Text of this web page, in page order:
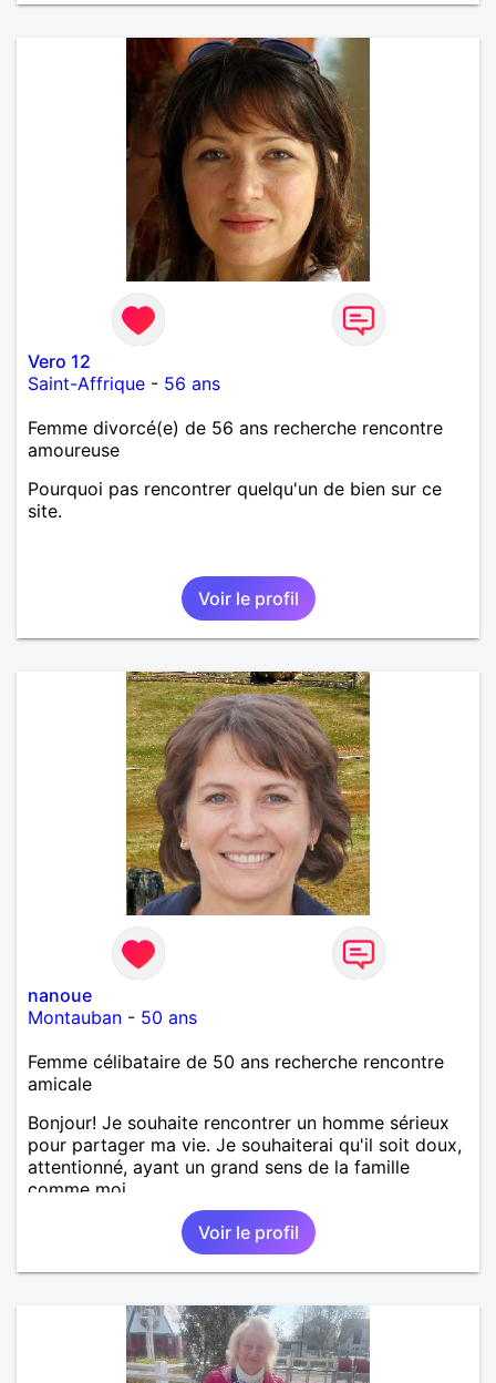
Vero 12
Saint-Affrique - 56 ans
Femme divorcé(e) de 56 ans recherche rencontre
amoureuse
Pourquoi pas rencontrer quelqu'un de bien sur ce
site.
Voir le profil
nanoue
Montauban - 50 ans
Femme célibataire de 50 ans recherche rencontre
amicale
Bonjour! Je souhaite rencontrer un homme sérieux
pour partager ma vie. Je souhaiterai qu'il soit doux,
attentionné, ayant un grand sens de la famille
comme moi.
Voir le profil